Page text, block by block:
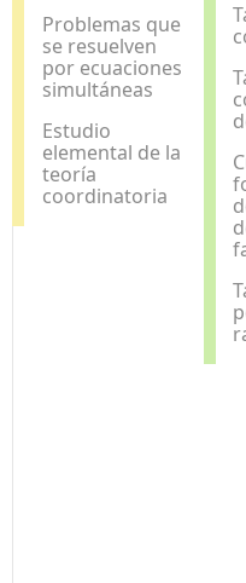
Problemas que
se resuelven
por ecuaciones
simultáneas
Estudio
elemental de la
teoría
coordinatoria